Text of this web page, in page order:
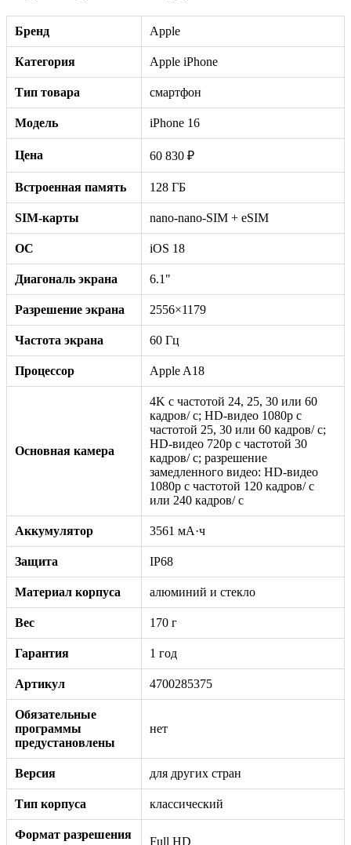
Бренд Apple
Категория Apple iPhone
Тип товара смартфон
Модель iPhone 16
Цена 60 830 ₽
Встроенная память 128 ГБ
SIM-карты nano-nano-SIM + eSIM
ОС iOS 18
Диагональ экрана 6.1"
Разрешение экрана 2556×1179
Частота экрана 60 Гц
Процессор Apple A18
Основная камера
4K с частотой 24, 25, 30 или 60
кадров/ с; HD-видео 1080p с
частотой 25, 30 или 60 кадров/ с;
HD-видео 720p с частотой 30
кадров/ с; разрешение
замедленного видео: HD-видео
1080р c частотой 120 кадров/ с
или 240 кадров/ с
Аккумулятор 3561 мА·ч
Защита IP68
Материал корпуса алюминий и стекло
Вес 170 г
Гарантия 1 год
Артикул 4700285375
Обязательные
программы
предустановлены
нет
Версия для других стран
Тип корпуса классический
Формат разрешения
Full HD